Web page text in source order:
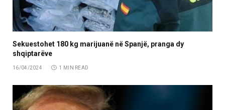
Sekuestohet 180 kg marijuanë në Spanjë, pranga dy
shqiptarëve
16/04/2024 1 MIN READ